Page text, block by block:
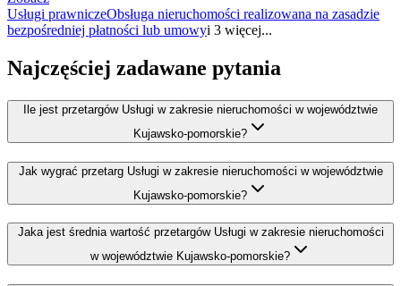
Usługi prawniczeObsługa nieruchomości realizowana na zasadzie
bezpośredniej płatności lub umowyi 3 więcej...
Najczęściej zadawane pytania
Ile jest przetargów Usługi w zakresie nieruchomości w województwie
Kujawsko-pomorskie?
Jak wygrać przetarg Usługi w zakresie nieruchomości w województwie
Kujawsko-pomorskie?
Jaka jest średnia wartość przetargów Usługi w zakresie nieruchomości
w województwie Kujawsko-pomorskie?